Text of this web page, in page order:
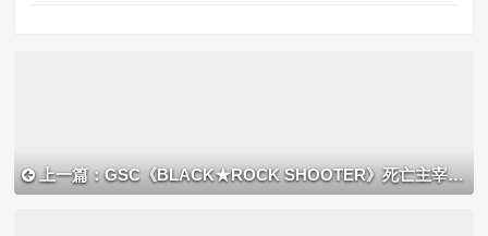
上一篇：GSC《BLACK★ROCK SHOOTER》死亡主宰 手办预计于2021年11月发售的消息！